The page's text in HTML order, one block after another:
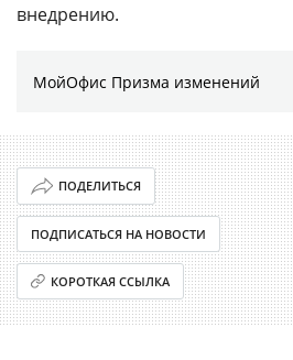
внедрению.
МойОфис Призма изменений
ПОДЕЛИТЬСЯ
ПОДПИСАТЬСЯ НА НОВОСТИ
КОРОТКАЯ ССЫЛКА